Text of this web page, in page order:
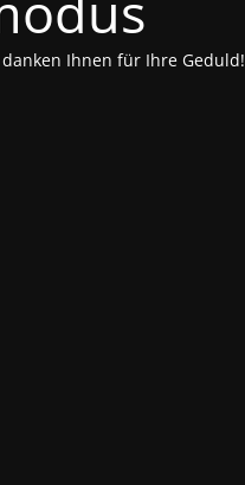
Ihnen für Ihre Geduld!